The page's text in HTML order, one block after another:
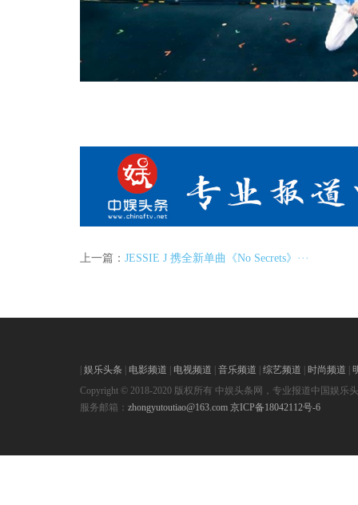
上一篇： JESSIE J 携全新单曲《No Secrets》···
| 娱乐头条 | 电影频道 | 电视频道 | 音乐频道 | 综艺频道 | 时尚频道 |
Copyright © 2018-2020 版权所有 中娱头条网，专业报道中国娱乐
服务邮箱： zhongyutoutiao@163.com 京ICP备18042112号-6